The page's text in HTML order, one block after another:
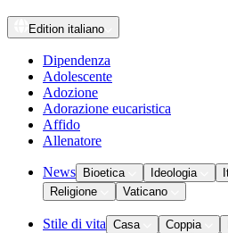
Edition italiano
Dipendenza
Adolescente
Adozione
Adorazione eucaristica
Affido
Allenatore
News Bioetica Ideologia
Religione
Vaticano
Stile di vita Casa Coppia